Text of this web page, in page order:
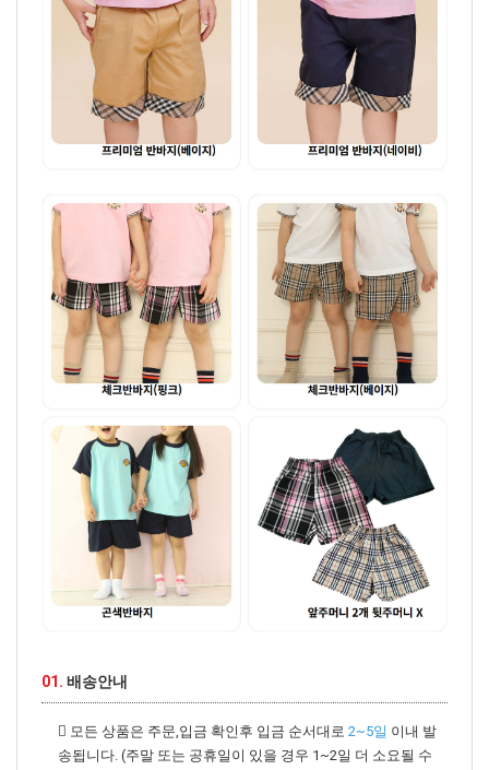
01. 배송안내
모든 상품은 주문,입금 확인후 입금 순서대로 2~5일 이내 발
송됩니다. (주말 또는 공휴일이 있을 경우 1~2일 더 소요될 수